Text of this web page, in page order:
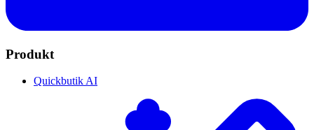
Produkt
Quickbutik AI